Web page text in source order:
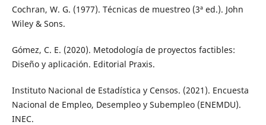
Cochran, W. G. (1977). Técnicas de muestreo (3ª ed.). John
Wiley & Sons.
Gómez, C. E. (2020). Metodología de proyectos factibles:
Diseño y aplicación. Editorial Praxis.
Instituto Nacional de Estadística y Censos. (2021). Encuesta
Nacional de Empleo, Desempleo y Subempleo (ENEMDU).
INEC.